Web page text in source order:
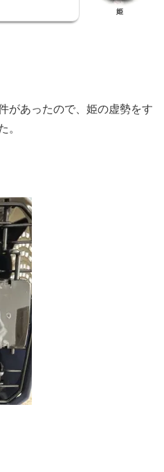
姫
があったので、姫の虚勢をす
。